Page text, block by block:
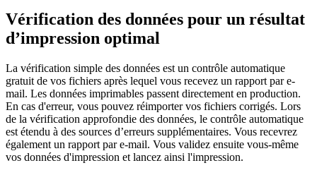
Vérification des données pour un résultat
d’impression optimal
La vérification simple des données est un contrôle automatique
gratuit de vos fichiers après lequel vous recevez un rapport par e-
mail. Les données imprimables passent directement en production.
En cas d'erreur, vous pouvez réimporter vos fichiers corrigés. Lors
de la vérification approfondie des données, le contrôle automatique
est étendu à des sources d’erreurs supplémentaires. Vous recevrez
également un rapport par e-mail. Vous validez ensuite vous-même
vos données d'impression et lancez ainsi l'impression.